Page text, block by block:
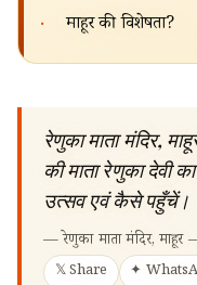
· माहूर की विशेषता?
रेणुका माता मंदिर,
की माता रेणुका देवी
उत्सव एवं कैसे पहुँचें।
—रेणुका माता मंदिर,
𝕏 Share ✦